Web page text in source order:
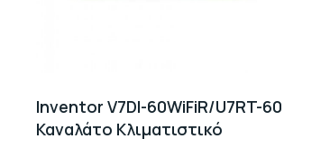
Inventor V7DI-60WiFiR/U7RT-60
Καναλάτο Κλιματιστικό